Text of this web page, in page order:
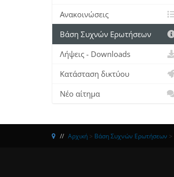
Ανακοινώσεις
Βάση Συχνών Ερωτήσεων
Λήψεις - Downloads
Κατάσταση δικτύου
Νέο αίτημα
Αρχική > Βάση Συχνών Ερωτήσεων >